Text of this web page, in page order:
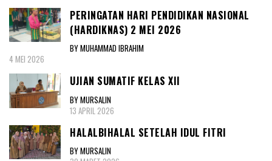
PERINGATAN HARI PENDIDIKAN NASIONAL
(HARDIKNAS) 2 MEI 2026
BY MUHAMMAD IBRAHIM
4 MEI 2026
UJIAN SUMATIF KELAS XII
BY MURSALIN
13 APRIL 2026
HALALBIHALAL SETELAH IDUL FITRI
BY MURSALIN